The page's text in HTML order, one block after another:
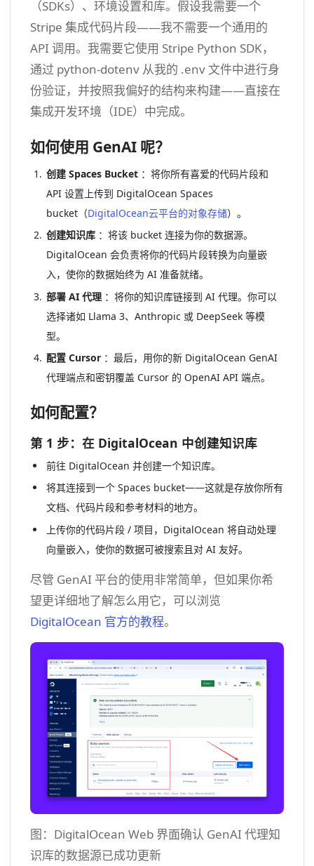
（SDKs）、环境设置和库。假设我需要一个
Stripe 集成代码片段——我不需要一个通用的
API 调用。我需要它使用 Stripe Python SDK，
通过 python-dotenv 从我的 .env 文件中进行身
份验证，并按照我偏好的结构来构建——直接在
集成开发环境（IDE）中完成。
如何使用 GenAI 呢？
创建 Spaces Bucket：将你所有喜爱的代码片段和
API 设置上传到 DigitalOcean Spaces
bucket（DigitalOcean云平台的对象存储）。
创建知识库：将该 bucket 连接为你的数据源。
DigitalOcean 会负责将你的代码片段转换为向量嵌
入，使你的数据始终为 AI 准备就绪。
部署 AI 代理：将你的知识库链接到 AI 代理。你可以
选择诸如 Llama 3、Anthropic 或 DeepSeek 等模
型。
配置 Cursor：最后，用你的新 DigitalOcean GenAI
代理端点和密钥覆盖 Cursor 的 OpenAI API 端点。
如何配置？
第 1 步：在 DigitalOcean 中创建知识库
前往 DigitalOcean 并创建一个知识库。
将其连接到一个 Spaces bucket——这就是存放你所有
文档、代码片段和参考材料的地方。
上传你的代码片段 / 项目，DigitalOcean 将自动处理
向量嵌入，使你的数据可被搜索且对 AI 友好。
尽管 GenAI 平台的使用非常简单，但如果你希
望更详细地了解怎么用它，可以浏览
DigitalOcean 官方的教程。
图：DigitalOcean Web 界面确认 GenAI 代理知
识库的数据源已成功更新